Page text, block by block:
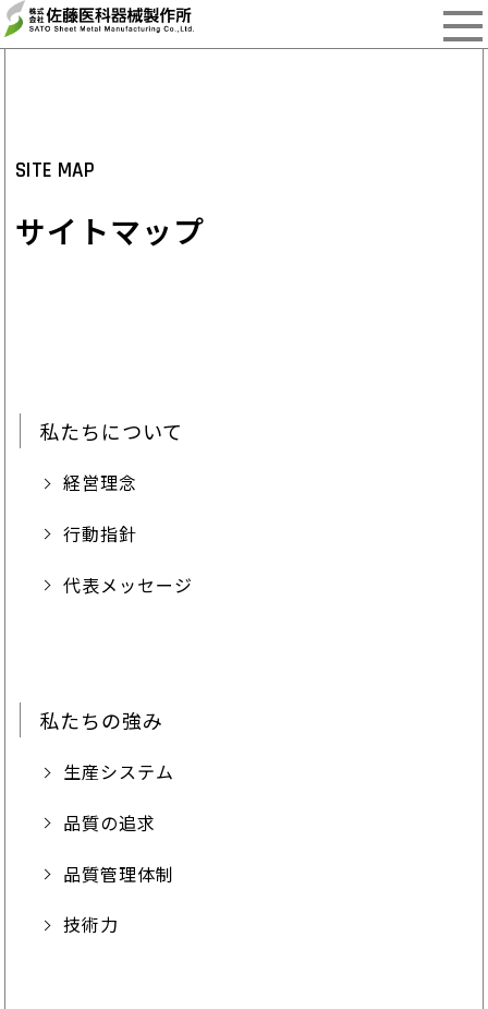
SITE MAP
サイトマップ
私たちについて
経営理念
行動指針
代表メッセージ
私たちの強み
生産システム
品質の追求
品質管理体制
技術力